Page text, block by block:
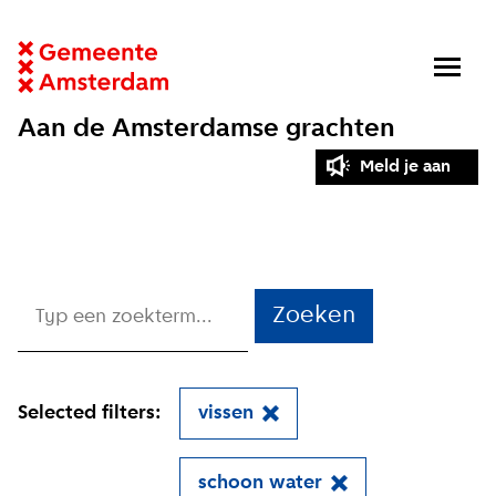
Aan de Amsterdamse grachten
Meld je aan
Zoeken
Selected filters: vissen
schoon water